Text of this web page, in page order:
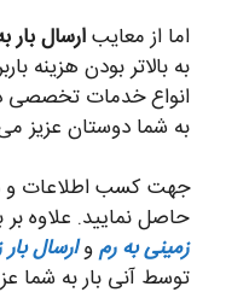
اما از معایبارسال بار
به بالاتر بودن هزینه
انواع خدمات تخصصی
به شما دوستان عزیز
جهت کسب اطلاعات و
حاصل نمایید. علاوه بر
زمینی به رموارسال
توسط آنی بار به شما